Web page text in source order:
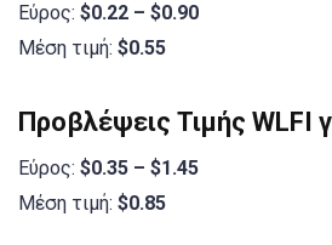
Εύρος: $0.22 – $0.90
Μέση τιμή: $0.55
Προβλέψεις Τιμής WLFI
Εύρος: $0.35 – $1.45
Μέση τιμή: $0.85